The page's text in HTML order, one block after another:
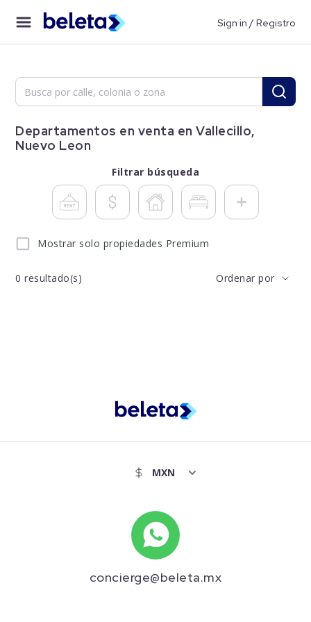
Sign in / Registro
Departamentos en venta en Vallecillo,
Nuevo Leon
Filtrar búsqueda
Mostrar solo propiedades Premium
0 resultado(s) Ordenar por
concierge@beleta.mx